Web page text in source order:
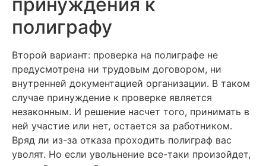
принуждения к
полиграфу
Второй вариант: проверка на полиграфе не
предусмотрена ни трудовым договором, ни
внутренней документацией организации. В таком
случае принуждение к проверке является
незаконным. И решение насчет того, принимать в
ней участие или нет, остается за работником.
Вряд ли из-за отказа проходить полиграф вас
уволят. Но если увольнение все-таки произойдет,